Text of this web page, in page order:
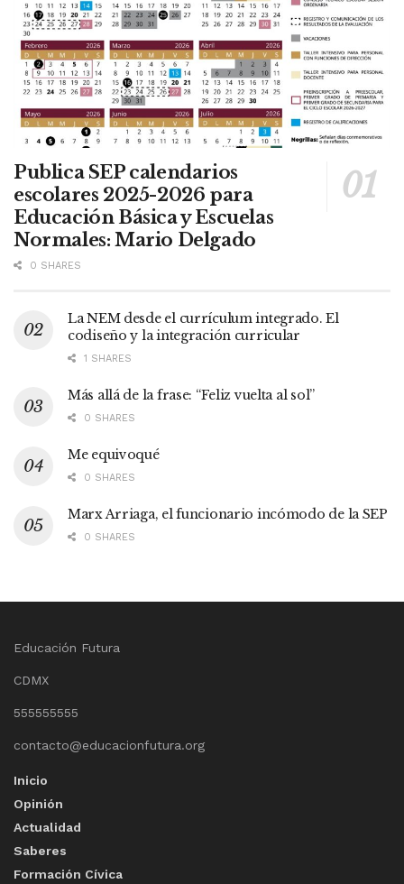
Publica SEP calendarios
escolares 2025-2026 para
Educación Básica y Escuelas
Normales: Mario Delgado
0 SHARES
La NEM desde el currículum integrado. El
codiseño y la integración curricular
1 SHARES
Más allá de la frase: “Feliz vuelta al sol”
0 SHARES
Me equivoqué
0 SHARES
Marx Arriaga, el funcionario incómodo de la SEP
0 SHARES
Educación Futura
CDMX
555555555
contacto@educacionfutura.org
Inicio
Opinión
Actualidad
Saberes
Formación Cívica